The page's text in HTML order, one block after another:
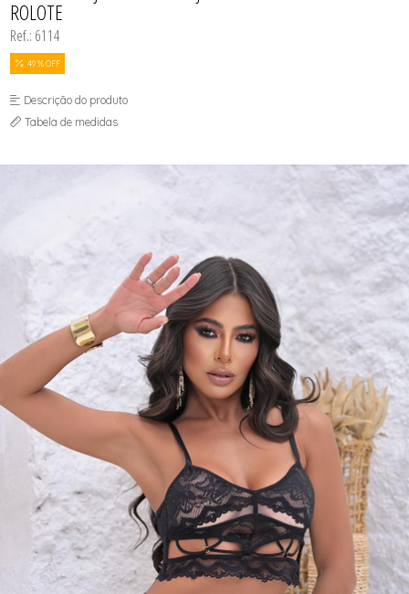
ROLOTE
Ref.: 6114
49 % OFF
Descrição do produto
Tabela de medidas